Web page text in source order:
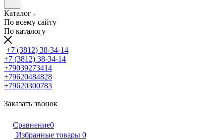
Каталог
По всему сайту
По каталогу
+7 (3812) 38-34-14
+7 (3812) 38-34-14
+79039273414
+79620484828
+79620300783
Заказать звонок
Сравнение0
Избранные товары 0